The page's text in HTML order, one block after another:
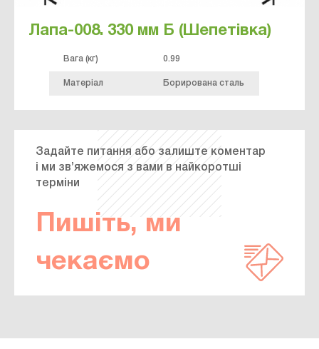
Лапа-008. 330 мм Б (Шепетівка)
Вага (кг) 0.99
Матеріал Борирована сталь
Задайте питання або залиште коментар
і ми зв’яжемося з вами в найкоротші
терміни
Пишіть, ми
чекаємо